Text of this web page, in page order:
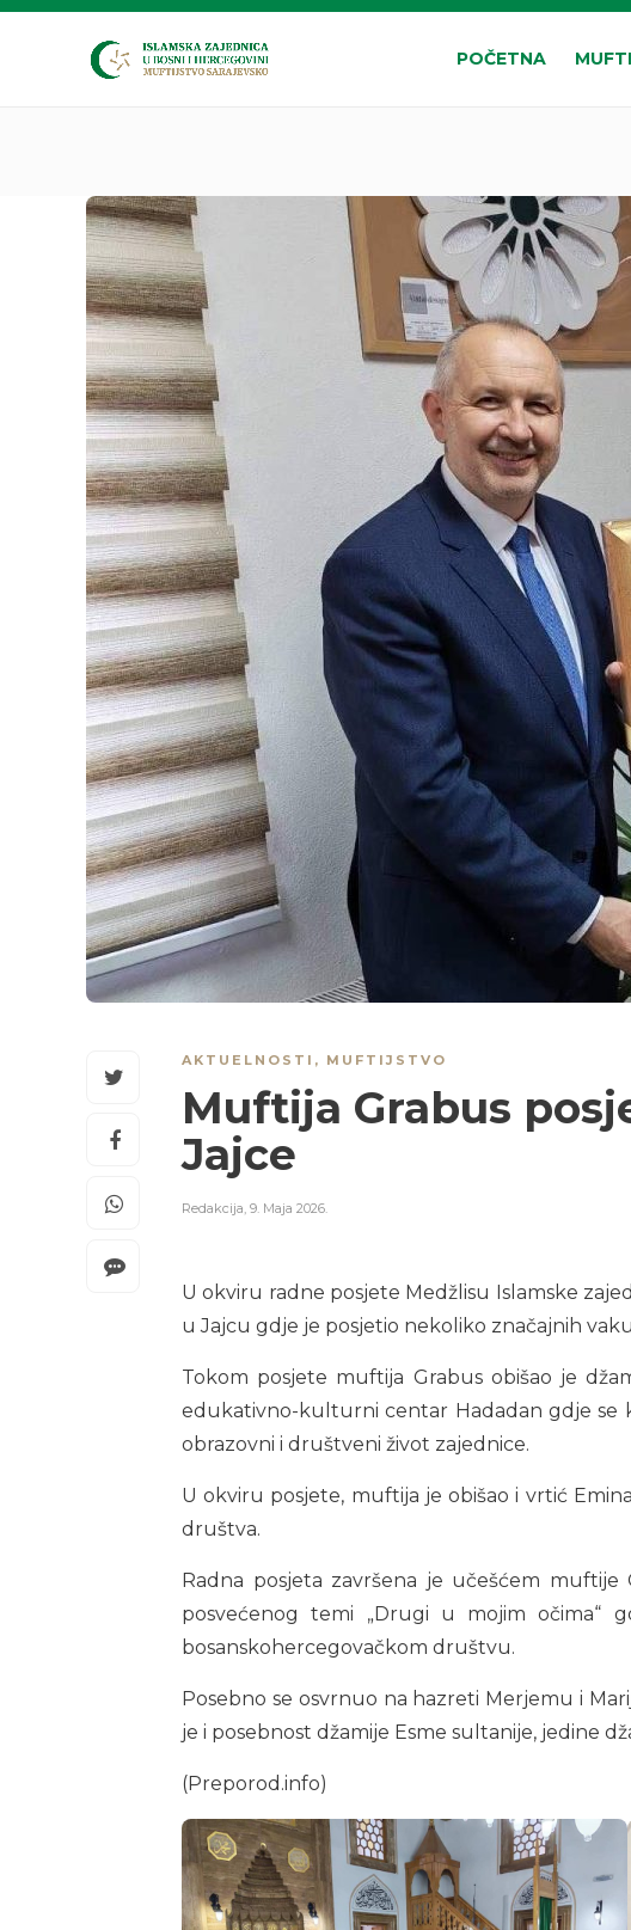
POČETNA
AKTUELNOSTI , MUFTIJSTVO
Muftija Grabus
Jajce
Redakcija, 9. Maja 2026.
U okviru radne posjete Medžlisu Islamske
u Jajcu gdje je posjetio nekoliko značajnih
Tokom posjete muftija Grabus obišao je
edukativno-kulturni centar Hadadan gdje se
obrazovni i društveni život zajednice.
U okviru posjete, muftija je obišao i vrtić
društva.
Radna posjeta završena je učešćem
posvećenog temi „Drugi u mojim očima“
bosanskohercegovačkom društvu.
Posebno se osvrnuo na hazreti Merjemu i
je i posebnost džamije Esme sultanije, jedine
(Preporod.info)